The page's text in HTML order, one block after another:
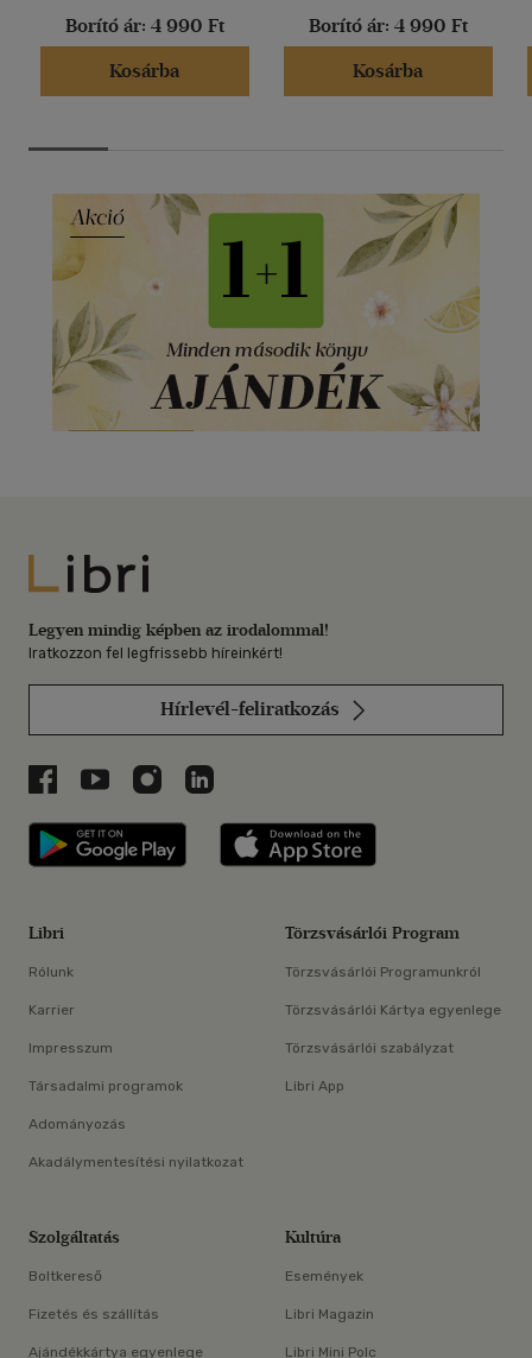
Borító ár: 4 990 Ft
Kosárba
Borító ár: 4 990 Ft
Kosárba
Libri
Legyen mindig képben az irodalommal!
Iratkozzon fel legfrissebb híreinkért!
Hírlevél-feliratkozás
Libri a Facebookon
Libri a Youtube-on
Libri az Instagramon
Libri a LinkedInen
Libri applikáció Szerezd meg: Google
Libri
Rólunk
Karrier
Impresszum
Társadalmi programok
Adományozás
Akadálymentesítési nyilatkozat
Törzsvásárlói Program
Törzsvásárlói Programunkról
Törzsvásárlói Kártya egyenlege
Törzsvásárlói szabályzat
Libri App
Szolgáltatás
Boltkereső
Fizetés és szállítás
Ajándékkártya egyenlege
Kultúra
Események
Libri Magazin
Libri Mini Polc